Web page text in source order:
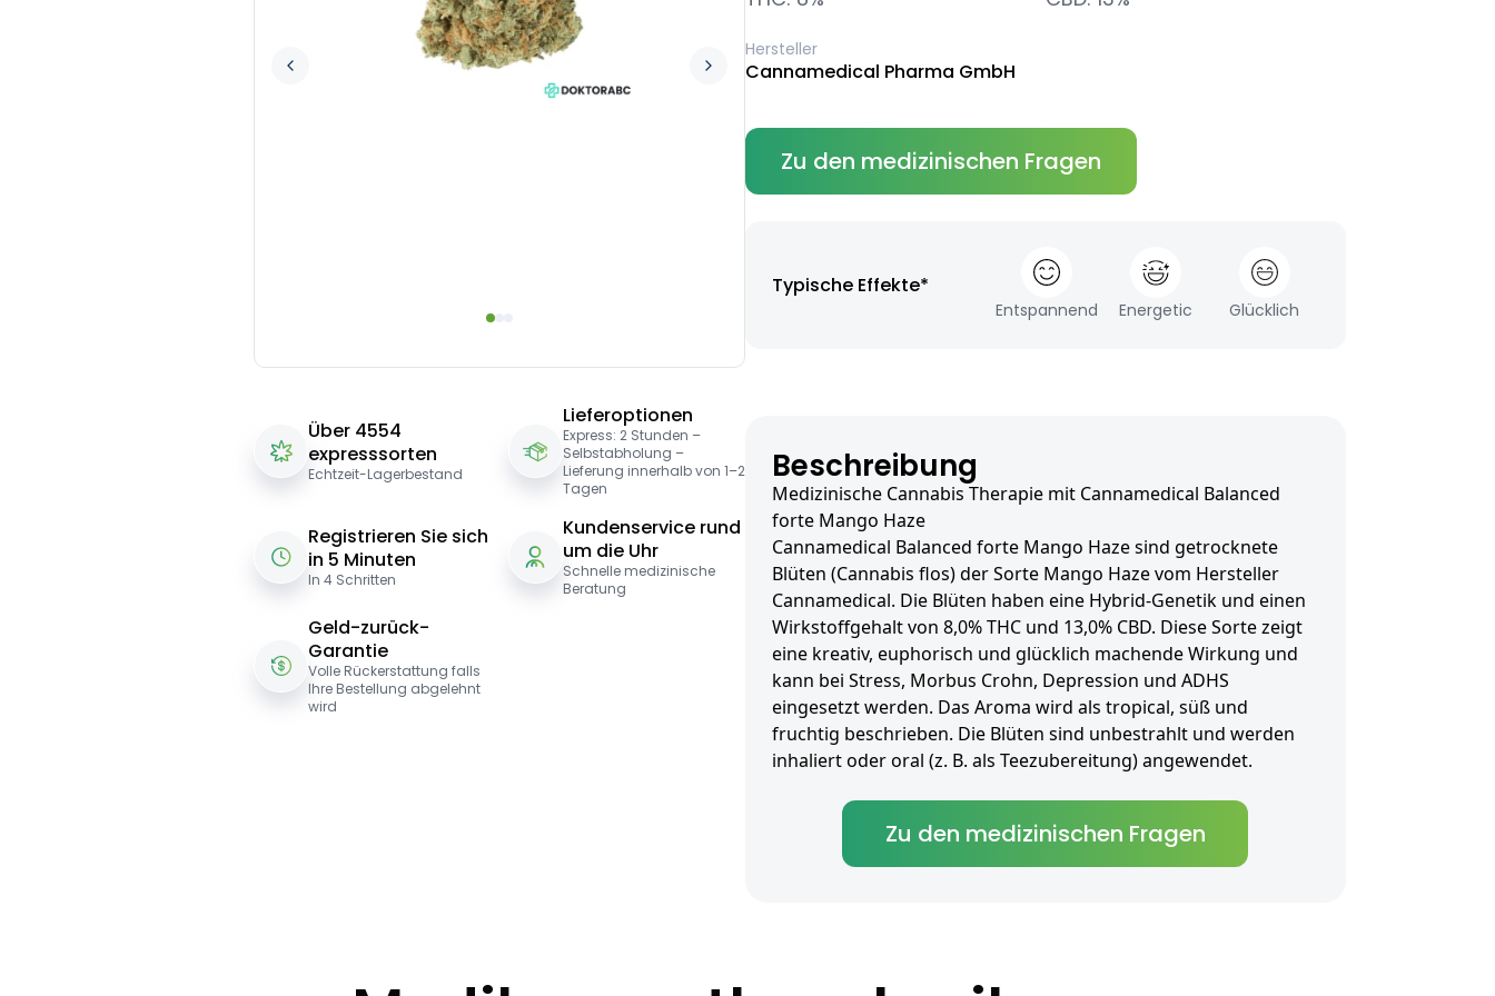
Über 4554
expresssorten
Echtzeit-Lagerbestand
Lieferoptionen
Express: 2 Stunden –
Selbstabholung –
Lieferung innerhalb von 1–2
Tagen
Registrieren Sie sich
in 5 Minuten
In 4 Schritten
Kundenservice rund
um die Uhr
Schnelle medizinische
Beratung
Geld-zurück-
Garantie
Volle Rückerstattung falls
Ihre Bestellung abgelehnt
wird
Hersteller
Cannamedical Pharma GmbH
Zu den medizinischen Fragen
Typische Effekte*
Entspannend Energetic Glücklich
Beschreibung
Medizinische Cannabis Therapie mit Cannamedical Balanced
forte Mango Haze
Cannamedical Balanced forte Mango Haze sind getrocknete
Blüten (Cannabis flos) der Sorte Mango Haze vom Hersteller
Cannamedical. Die Blüten haben eine Hybrid-Genetik und einen
Wirkstoffgehalt von 8,0% THC und 13,0% CBD. Diese Sorte zeigt
eine kreativ, euphorisch und glücklich machende Wirkung und
kann bei Stress, Morbus Crohn, Depression und ADHS
eingesetzt werden. Das Aroma wird als tropical, süß und
fruchtig beschrieben. Die Blüten sind unbestrahlt und werden
inhaliert oder oral (z. B. als Teezubereitung) angewendet.
Zu den medizinischen Fragen